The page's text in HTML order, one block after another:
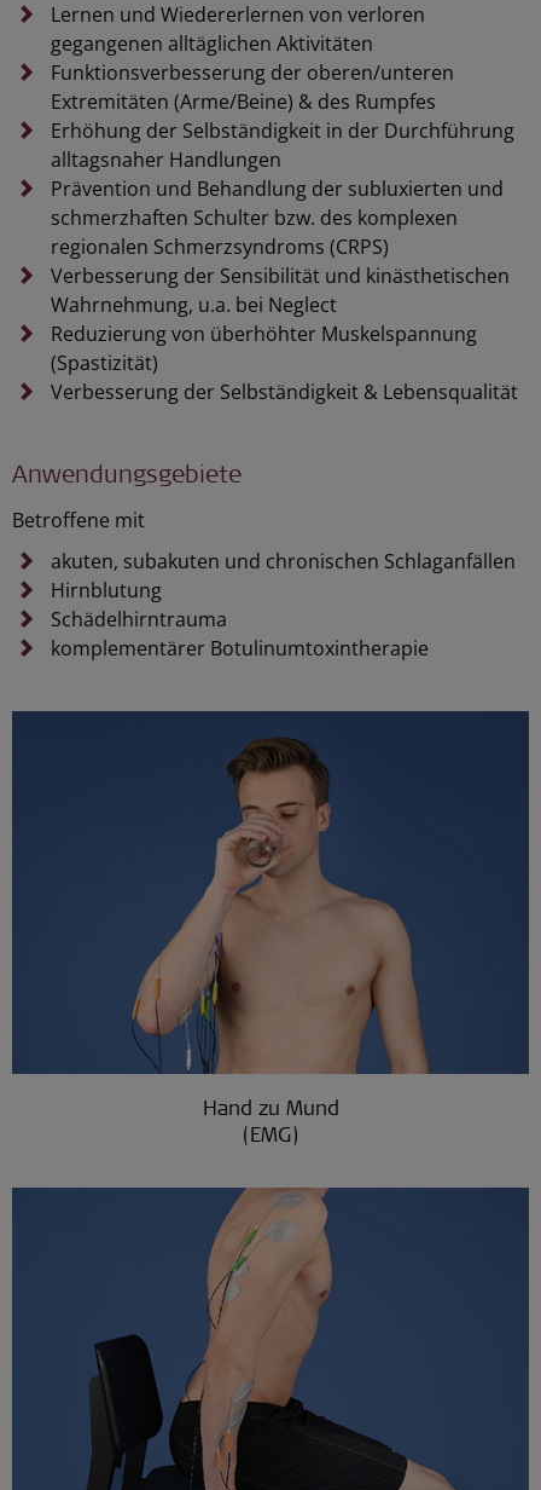
Lernen und Wiedererlernen von verloren
gegangenen alltäglichen Aktivitäten
Funktionsverbesserung der oberen/unteren
Extremitäten (Arme/Beine) & des Rumpfes
Erhöhung der Selbständigkeit in der Durchführung
alltagsnaher Handlungen
Prävention und Behandlung der subluxierten und
schmerzhaften Schulter bzw. des komplexen
regionalen Schmerzsyndroms (CRPS)
Verbesserung der Sensibilität und kinästhetischen
Wahrnehmung, u.a. bei Neglect
Reduzierung von überhöhter Muskelspannung
(Spastizität)
Verbesserung der Selbständigkeit & Lebensqualität
Anwendungsgebiete
Betroffene mit
akuten, subakuten und chronischen Schlaganfällen
Hirnblutung
Schädelhirntrauma
komplementärer Botulinumtoxintherapie
Hand zu Mund
(EMG)